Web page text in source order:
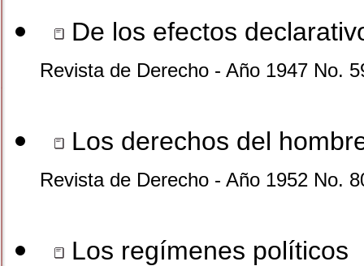
De los efectos
Revista de Derecho - Año 1947 No.
Los derechos del
Revista de Derecho - Año 1952 No.
Los regímenes políticos